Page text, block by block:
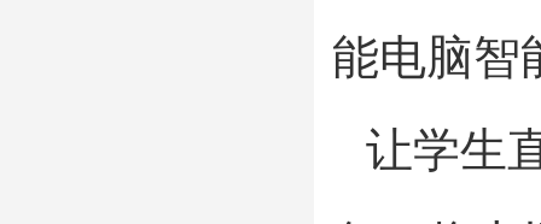
能电脑智
让学生